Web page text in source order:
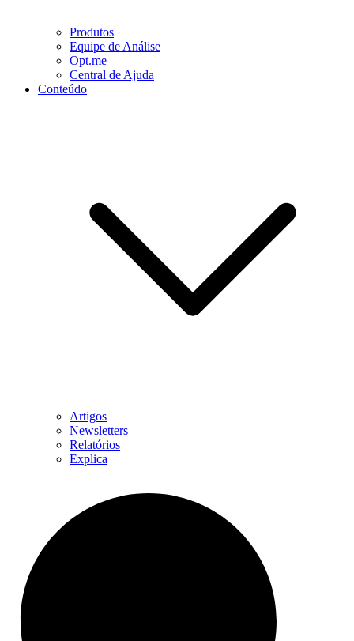
Produtos
Equipe de Análise
Opt.me
Central de Ajuda
Conteúdo
Artigos
Newsletters
Relatórios
Explica